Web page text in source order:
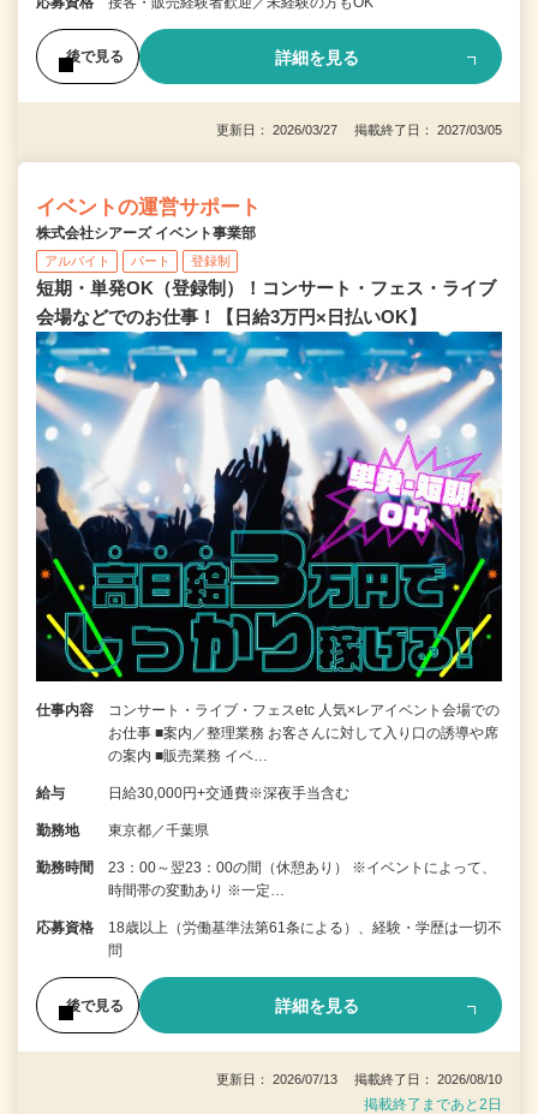
後で見る 詳細を見る
更新日： 2026/03/27 掲載終了日： 2027/03/05
イベントの運営サポート
株式会社シアーズ イベント事業部
アルバイト パート 登録制
短期・単発OK（登録制）！コンサート・フェス・ライブ
会場などでのお仕事！【日給3万円×日払いOK】
仕事内容
コンサート・ライブ・フェスetc 人気×レアイベント会場での
お仕事 ■案内／整理業務 お客さんに対して入り口の誘導や席
の案内 ■販売業務 イベ…
給与 日給30,000円+交通費※深夜手当含む
勤務地 東京都／千葉県
勤務時間
23：00～翌23：00の間（休憩あり） ※イベントによって、
時間帯の変動あり ※一定…
応募資格
18歳以上（労働基準法第61条による）、経験・学歴は一切不
問
後で見る 詳細を見る
更新日： 2026/07/13 掲載終了日： 2026/08/10
掲載終了まであと2日